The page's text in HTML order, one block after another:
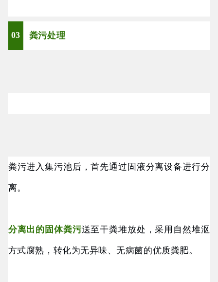
03 粪污处理
粪污进入集污池后，首先通过固液分离设备进行分
离。
分离出的固体粪污送至干粪堆放处，采用自然堆沤
方式腐熟，转化为无异味、无病菌的优质粪肥。